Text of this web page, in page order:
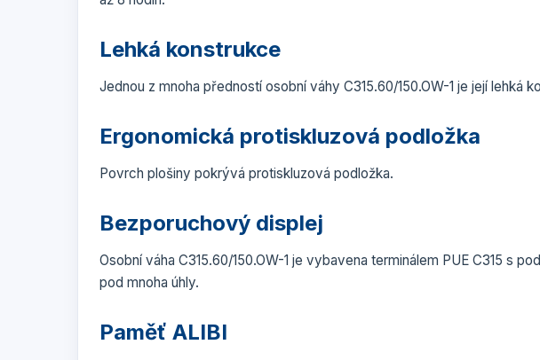
Lehká konstrukce
Jednou z mnoha předností osobní váhy C315.60/150.OW-1 je její lehká
Ergonomická protiskluzová podložka
Povrch plošiny pokrývá protiskluzová podložka.
Bezporuchový displej
Osobní váha C315.60/150.OW-1 je vybavena terminálem PUE C315 s
pod mnoha úhly.
Paměť ALIBI